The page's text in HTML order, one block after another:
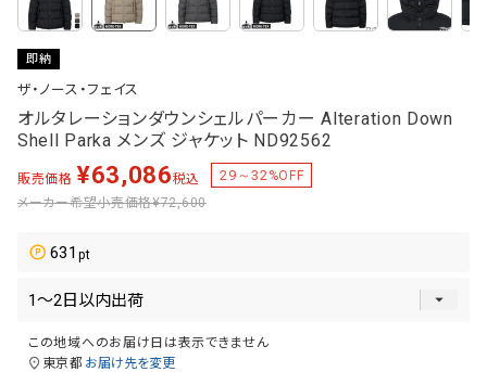
即納
ザ・ノース・フェイス
オルタレーションダウンシェルパーカー Alteration Down
Shell Parka メンズ ジャケット ND92562
販売価格 ¥63,086税込 29～32 %OFF
メーカー希望小売価格¥72,600
631
この地域へのお届け日は表示できません
東京都 お届け先を変更